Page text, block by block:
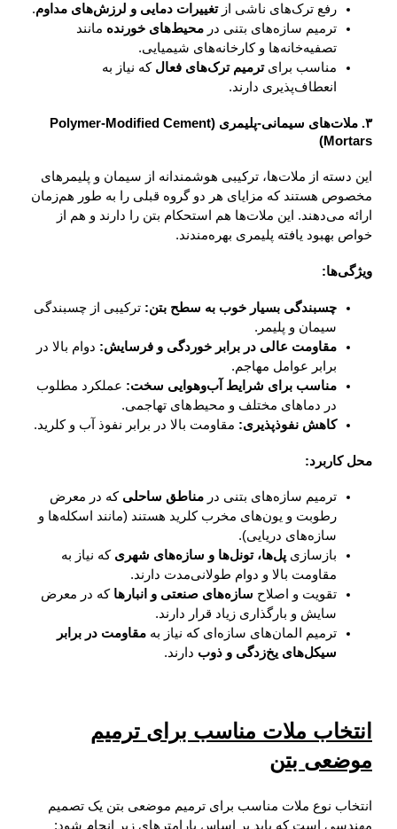
رفع ترک‌های ناشی ازتغییرات دمایی و لرزش‌های مداوم.
ترمیم سازه‌های بتنی در محیط‌های خورنده مانند
تصفیه‌خانه‌ها و کارخانه‌های شیمیایی.
مناسب برایترمیم ترک‌های فعال که نیاز به
انعطاف‌پذیری دارند.
۳. ملات‌های سیمانی-پلیمری (Polymer-Modified Cement
Mortars)
این دسته از ملات‌ها، ترکیبی هوشمندانه از سیمان و پلیمرهای
مخصوص هستند که مزایای هر دو گروه قبلی را به طور هم‌زمان
ارائه می‌دهند. این ملات‌ها هم استحکام بتن را دارند و هم از
خواص بهبود یافته پلیمری بهره‌مندند.
ویژگی‌ها:
چسبندگی بسیار خوب به سطح بتن: ترکیبی از چسبندگی
سیمان و پلیمر.
مقاومت عالی در برابر خوردگی و فرسایش: دوام بالا در
برابر عوامل مهاجم.
مناسب برای شرایط آب‌وهوایی سخت: عملکرد مطلوب
در دماهای مختلف و محیط‌های تهاجمی.
کاهش نفوذپذیری: مقاومت بالا در برابر نفوذ آب و کلرید.
محل کاربرد:
ترمیم سازه‌های بتنی در مناطق ساحلی که در معرض
رطوبت و یون‌های مخرب کلرید هستند (مانند اسکله‌ها و
سازه‌های دریایی).
بازسازی پل‌ها، تونل‌ها و سازه‌های شهری که نیاز به
مقاومت بالا و دوام طولانی‌مدت دارند.
تقویت و اصلاح سازه‌های صنعتی و انبارها که در معرض
سایش و بارگذاری زیاد قرار دارند.
ترمیم المان‌های سازه‌ای که نیاز به مقاومت در برابر
سیکل‌های یخ‌زدگی و ذوب دارند.
انتخاب ملات مناسب برای ترمیم
موضعی بتن
انتخاب نوع ملات مناسب برای ترمیم موضعی بتن یک تصمیم
مهندسی است که باید بر اساس پارامترهای زیر انجام شود: